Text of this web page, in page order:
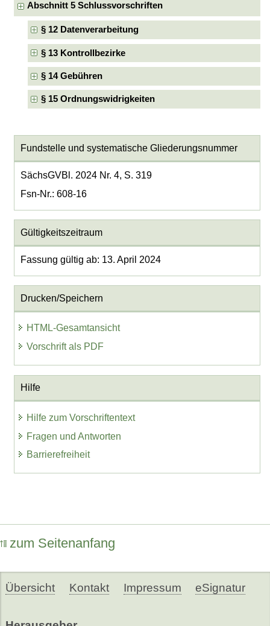
Abschnitt 5 Schlussvorschriften
§ 12 Datenverarbeitung
§ 13 Kontrollbezirke
§ 14 Gebühren
§ 15 Ordnungswidrigkeiten
Fundstelle und systematische Gliederungsnummer
SächsGVBl. 2024 Nr. 4, S. 319
Fsn-Nr.: 608-16
Gültigkeitszeitraum
Fassung gültig ab: 13. April 2024
Drucken/Speichern
HTML-Gesamtansicht
Vorschrift als PDF
Hilfe
Hilfe zum Vorschriftentext
Fragen und Antworten
Barrierefreiheit
zum Seitenanfang
Übersicht Kontakt Impressum eSignatur